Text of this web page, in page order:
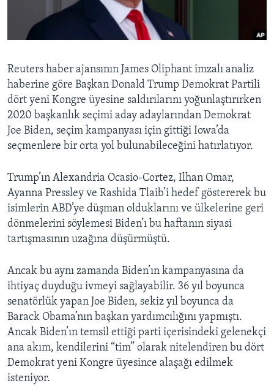
HAYATTAN
SANAT
BIZI TAKIP EDIN
Diller
Reuters haber ajansının James Oliphant imzalı analiz
haberine göre Başkan Donald Trump Demokrat Partili
dört yeni Kongre üyesine saldırılarını yoğunlaştırırken
2020 başkanlık seçimi aday adaylarından Demokrat
Joe Biden, seçim kampanyası için gittiği Iowa’da
seçmenlere bir orta yol bulunabileceğini hatırlatıyor.
Trump’ın Alexandria Ocasio-Cortez, Ilhan Omar,
Ayanna Pressley ve Rashida Tlaib’i hedef göstererek bu
isimlerin ABD’ye düşman olduklarını ve ülkelerine geri
dönmelerini söylemesi Biden’ı bu haftanın siyasi
tartışmasının uzağına düşürmüştü.
Ancak bu aynı zamanda Biden’ın kampanyasına da
ihtiyaç duyduğu ivmeyi sağlayabilir. 36 yıl boyunca
senatörlük yapan Joe Biden, sekiz yıl boyunca da
Barack Obama’nın başkan yardımcılığını yapmıştı.
Ancak Biden’ın temsil ettiği parti içerisindeki gelenekçi
ana akım, kendilerini “tim” olarak nitelendiren bu dört
Demokrat yeni Kongre üyesince alaşağı edilmek
isteniyor.